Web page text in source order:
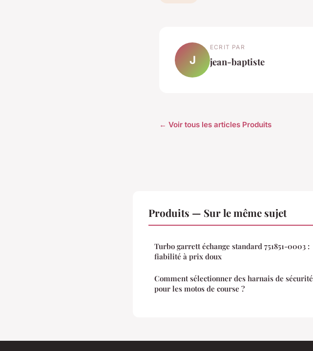
J
ECRIT PAR
jean-baptiste
← Voir tous les articles Produits
Produits — Sur le même sujet
Turbo garrett échange standard 751851-0003 :
fiabilité à prix doux
Comment sélectionner des harnais de sécurité
pour les motos de course ?